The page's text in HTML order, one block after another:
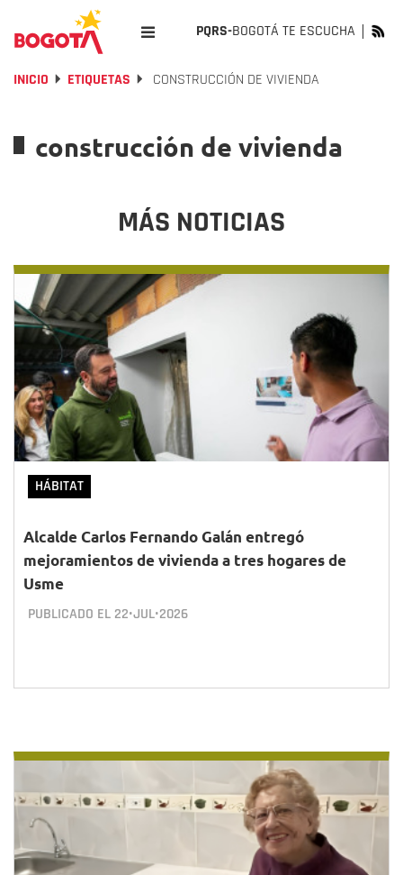
PQRS-BOGOTÁ TE ESCUCHA
INICIO ETIQUETAS CONSTRUCCIÓN DE VIVIENDA
construcción de vivienda
MÁS NOTICIAS
HÁBITAT
Alcalde Carlos Fernando Galán entregó
mejoramientos de vivienda a tres hogares de
Usme
PUBLICADO EL 22•JUL•2026